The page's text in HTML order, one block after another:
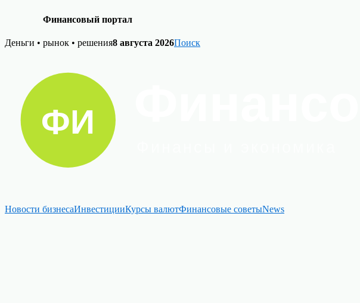
Финансовый портал
Skip
Деньги • рынок • решения8 августа 2026Поиск
Новости бизнесаИнвестицииКурсы валютФинансовые советыNews